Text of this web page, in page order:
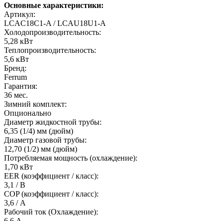
Основные характеристики:
Артикул:
LCAC18C1-A / LCAU18U1-A
Холодопроизводительность:
5,28 кВт
Теплопроизводительность:
5,6 кВт
Бренд:
Ferrum
Гарантия:
36 мес.
Зимний комплект:
Опционально
Диаметр жидкостной трубы:
6,35 (1/4) мм (дюйм)
Диаметр газовой трубы:
12,70 (1/2) мм (дюйм)
Потребляемая мощность (охлаждение):
1,70 кВт
EER (коэффициент / класс):
3,1 / В
COP (коэффициент / класс):
3,6 / А
Рабочий ток (Охлаждение):